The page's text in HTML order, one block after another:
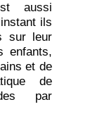
aussi
ils
sur leur
enfants,
et de
de
par